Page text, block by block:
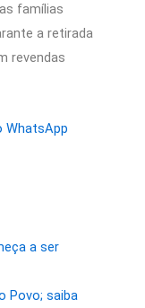
famílias
a retirada
revendas
WhatsApp
a ser
Povo; saiba